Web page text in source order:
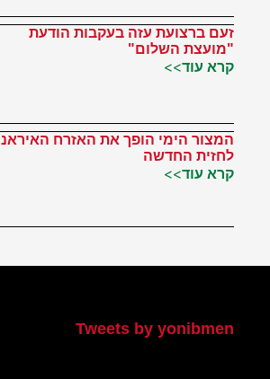
זעם ברצועת עזה בעקבות הודעת
"מועצת השלום"
קרא עוד>>
המצור הימי הופך את האזרח
לחזית החדשה
קרא עוד>>
Tweets by yonibmen